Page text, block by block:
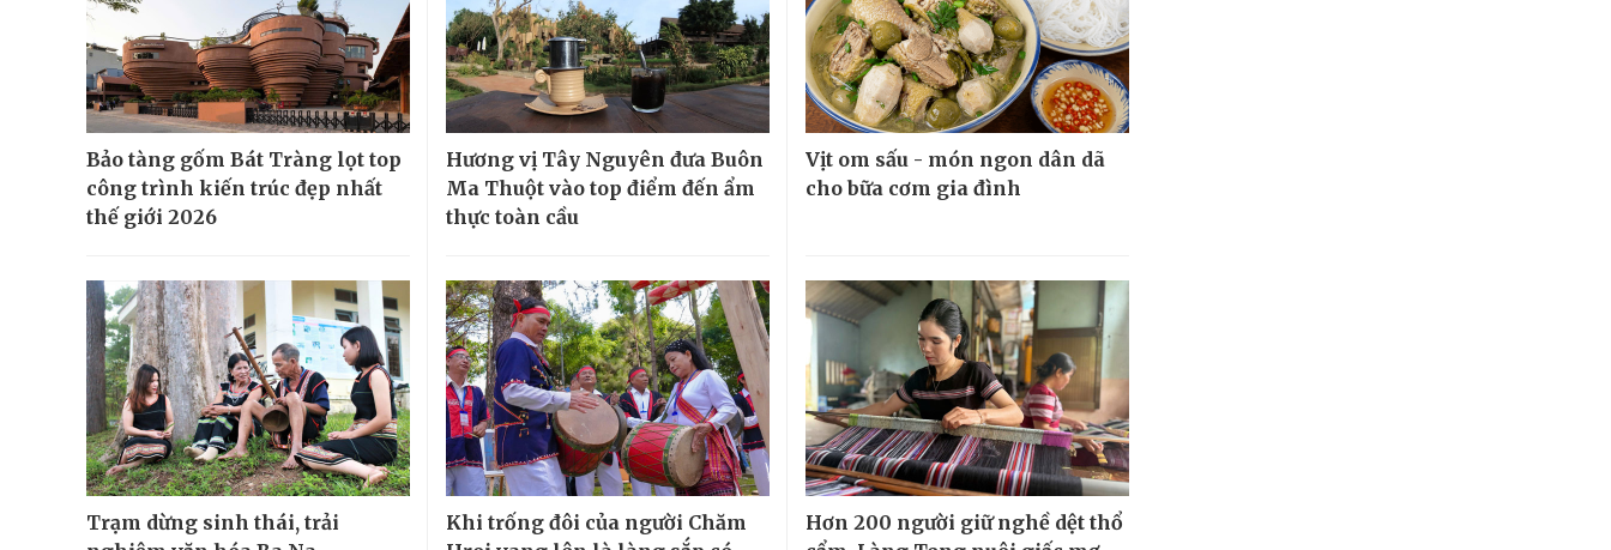
Bảo tàng gốm Bát Tràng lọt top
công trình kiến trúc đẹp nhất
thế giới 2026
Hương vị Tây Nguyên đưa Buôn
Ma Thuột vào top điểm đến ẩm
thực toàn cầu
Vịt om sấu - món ngon dân dã
cho bữa cơm gia đình
Trạm dừng sinh thái, trải
Khi trống đôi của người Chăm
Hơn 200 người giữ nghề dệt thổ